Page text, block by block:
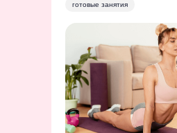
готовые занятия